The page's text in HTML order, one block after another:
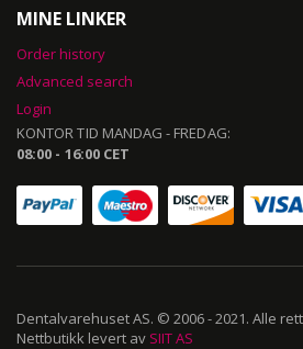
MINE LINKER
Order history
Advanced search
Login
KONTOR TID MANDAG - FREDAG:
08:00 - 16:00 CET
Dentalvarehuset AS. © 2006 - 2021. Alle
Nettbutikk levert av SIIT AS